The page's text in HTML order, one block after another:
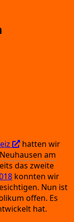
hat­ten wir
Neu­hau­sen am
das zwei­te
konn­ten wir
Nun ist
offen. Es
hat.